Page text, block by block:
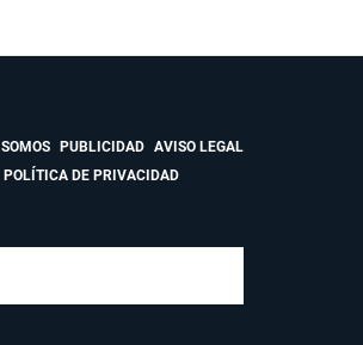
PUBLICIDAD
AVISO LEGAL
POLÍTICA DE PRIVACIDAD